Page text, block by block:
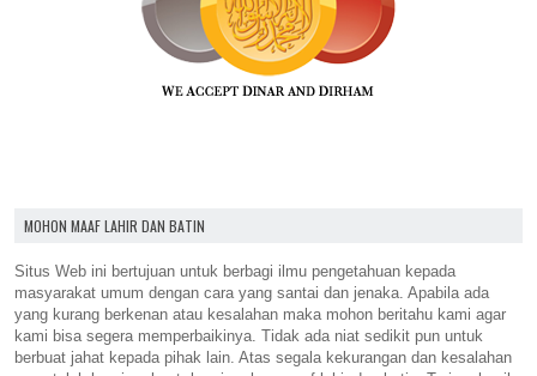
MOHON MAAF LAHIR DAN BATIN
Situs Web ini bertujuan untuk berbagi ilmu pengetahuan kepada
masyarakat umum dengan cara yang santai dan jenaka. Apabila ada
yang kurang berkenan atau kesalahan maka mohon beritahu kami agar
kami bisa segera memperbaikinya. Tidak ada niat sedikit pun untuk
berbuat jahat kepada pihak lain. Atas segala kekurangan dan kesalahan